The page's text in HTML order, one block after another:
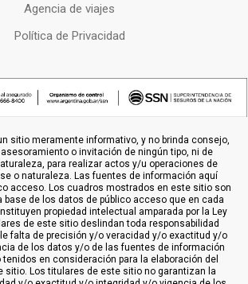
Agencia de viajes
Política de Privacidad
sitio meramente informativo, y no brinda consejo,
o invitación de ningún tipo, ni de
para realizar actos y/u operaciones de
o naturaleza. Las fuentes de información aquí
acceso. Los cuadros mostrados en este sitio son
base de los datos de público acceso que en cada
propiedad intelectual amparada por la Ley
de este sitio deslindan toda responsabilidad
falta de precisión y/o veracidad y/o exactitud y/o
de los datos y/o de las fuentes de información
en consideración para la elaboración del
sitio. Los titulares de este sitio no garantizan la